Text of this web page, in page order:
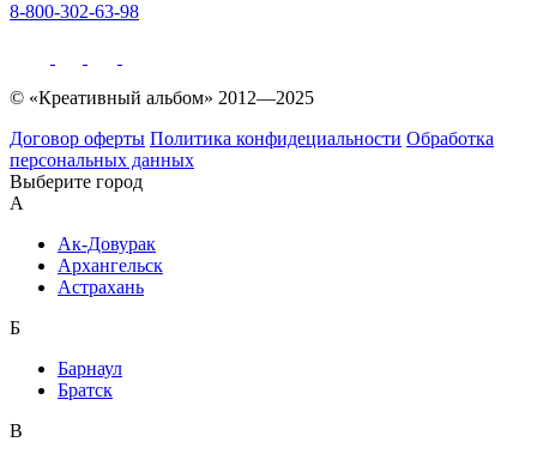
8-800-302-63-98
© «Креативный альбом» 2012—2025
Договор оферты Политика конфидециальности Обработка
персональных данных
Выберите город
А
Ак-Довурак
Архангельск
Астрахань
Б
Барнаул
Братск
В